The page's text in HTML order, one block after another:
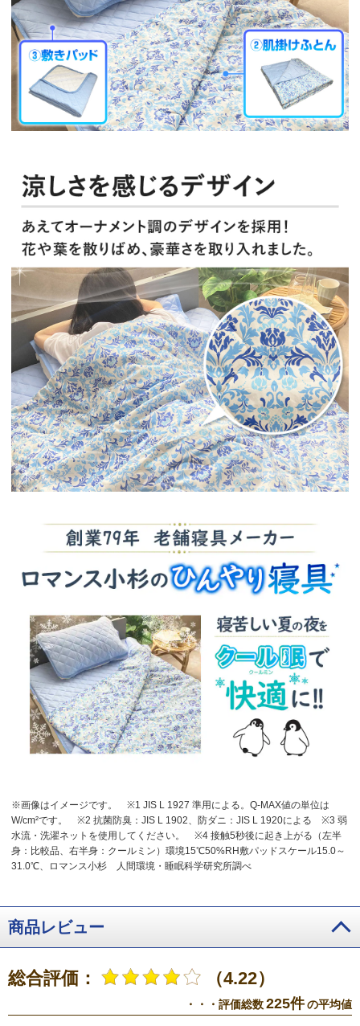
※画像はイメージです。
※1 JIS L 1927 準用による。Q-MAX値の単位は
W/cm²です。
※2 抗菌防臭：JIS L 1902、防ダニ：JIS L 1920による
※3 弱
水流・洗濯ネットを使用してください。
※4 接触5秒後に起き上がる（左半
身：比較品、右半身：クールミン）環境15℃50%RH敷パッドスケール15.0～
31.0℃、ロマンス小杉 人間環境・睡眠科学研究所調べ
商品レビュー
総合評価： （4.22）
・・・評価総数225件の平均値